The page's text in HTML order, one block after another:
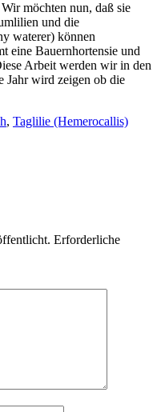
möchten nun, daß sie
und die
waterer) können
eine Bauernhortensie und
Arbeit werden wir in den
Jahr wird zeigen ob die
, Taglilie (Hemerocallis)
Erforderliche